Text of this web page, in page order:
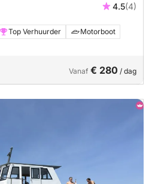
4.5(4)
Top Verhuurder
Motorboot
Vanaf € 280 / dag